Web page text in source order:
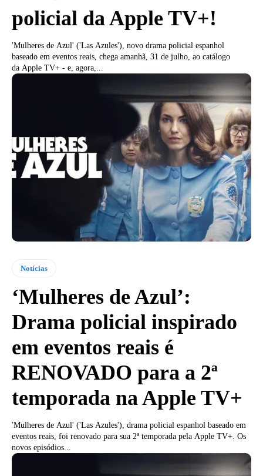
policial da Apple TV+!
'Mulheres de Azul' ('Las Azules'), novo drama policial espanhol
baseado em eventos reais, chega amanhã, 31 de julho, ao catálogo
da Apple TV+ - e, agora,...
Notícias
‘Mulheres de Azul’:
Drama policial inspirado
em eventos reais é
RENOVADO para a 2ª
temporada na Apple TV+
'Mulheres de Azul' ('Las Azules'), drama policial espanhol baseado em
eventos reais, foi renovado para sua 2ª temporada pela Apple TV+. Os
novos episódios...